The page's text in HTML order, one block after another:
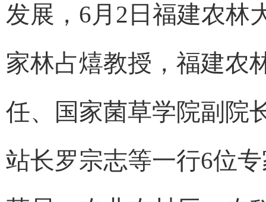
发展，6月2日福建农林
家林占熺教授，福建农
任、国家菌草学院副院
站长罗宗志等一行6位